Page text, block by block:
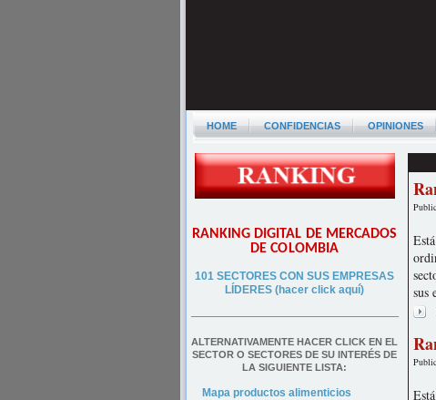
HOME CONFIDENCIAS OPINIONES
RANKING DIGITAL DE MERCADOS
DE COLOMBIA
101 SECTORES CON SUS EMPRESAS
LÍDERES (hacer click aquí)
––––––––––––––––––––––––––––––––––––––
ALTERNATIVAMENTE HACER CLICK EN EL
SECTOR O SECTORES DE SU INTERÉS DE
LA SIGUIENTE LISTA:
Mapa productos alimenticios
sus